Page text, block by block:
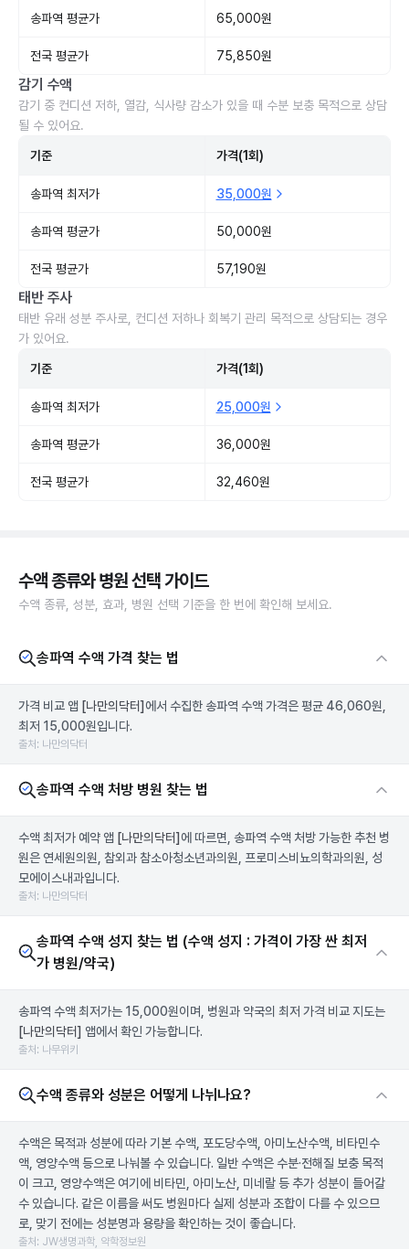
송파역 평균가 65,000원
전국 평균가 75,850원
감기 수액
감기 중 컨디션 저하, 열감, 식사량 감소가 있을 때 수분 보충 목적으로 상담
될 수 있어요.
기준 가격(1회)
송파역 최저가 35,000원
송파역 평균가 50,000원
전국 평균가 57,190원
태반 주사
태반 유래 성분 주사로, 컨디션 저하나 회복기 관리 목적으로 상담되는 경우
가 있어요.
기준 가격(1회)
송파역 최저가 25,000원
송파역 평균가 36,000원
전국 평균가 32,460원
수액 종류와 병원 선택 가이드
수액 종류, 성분, 효과, 병원 선택 기준을 한 번에 확인해 보세요.
송파역 수액 가격 찾는 법
가격 비교 앱 [나만의닥터] 에서 수집한 송파역 수액 가격은 평균 46,060원,
최저 15,000원입니다.
출처: 나만의닥터
송파역 수액 처방 병원 찾는 법
수액 최저가 예약 앱 [나만의닥터] 에 따르면, 송파역 수액 처방 가능한 추천 병
원은 연세원의원, 참외과 참소아청소년과의원, 프로미스비뇨의학과의원, 성
모에이스내과입니다.
출처: 나만의닥터
송파역 수액 성지 찾는 법 (수액 성지 : 가격이 가장 싼 최저
가 병원/약국)
송파역 수액 최저가는 15,000원이며, 병원과 약국의 최저 가격 비교 지도는
[나만의닥터] 앱에서 확인 가능합니다.
출처: 나무위키
수액 종류와 성분은 어떻게 나뉘나요?
수액은 목적과 성분에 따라 기본 수액, 포도당수액, 아미노산수액, 비타민수
액, 영양수액 등으로 나눠볼 수 있습니다. 일반 수액은 수분·전해질 보충 목적
이 크고, 영양수액은 여기에 비타민, 아미노산, 미네랄 등 추가 성분이 들어갈
수 있습니다. 같은 이름을 써도 병원마다 실제 성분과 조합이 다를 수 있으므
로, 맞기 전에는 성분명과 용량을 확인하는 것이 좋습니다.
출처: JW생명과학, 약학정보원